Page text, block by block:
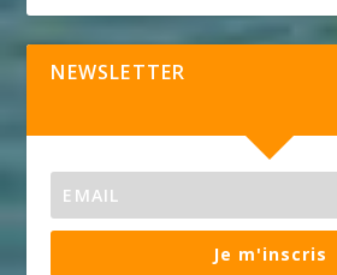
NEWSLETTER
Je m'inscris